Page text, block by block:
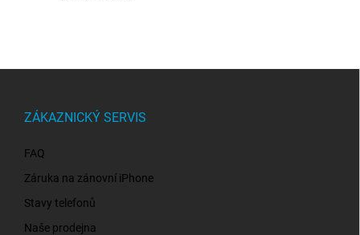
ZÁKAZNICKÝ SERVIS
FAQ
Záruka na zánovní iPhone
Stavy telefonů
Naše prodejna